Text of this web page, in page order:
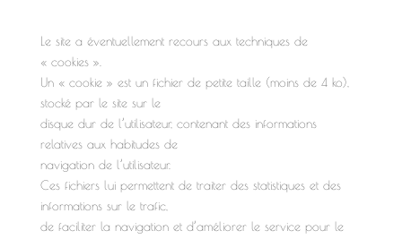
Le site a éventuellement recours aux techniques de
« cookies ».
Un « cookie » est un fichier de petite taille (moins de 4 ko),
stocké par le site sur le
disque dur de l’utilisateur, contenant des informations
relatives aux habitudes de
navigation de l’utilisateur.
Ces fichiers lui permettent de traiter des statistiques et des
informations sur le trafic,
de faciliter la navigation et d’améliorer le service pour le